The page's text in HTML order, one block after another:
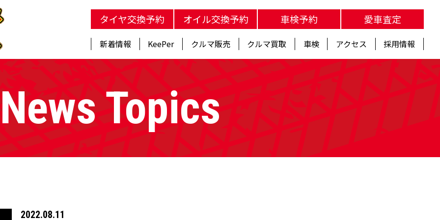
タイヤ交換予約 オイル交換予約 車検予約 愛車査定
新着情報 KeePer クルマ販売 クルマ買取 車検 アクセス 採用情報
News Topics
2022.08.11